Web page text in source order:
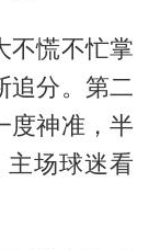
不慌不忙掌
追分。第二
度神准，半
场球迷看